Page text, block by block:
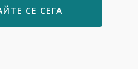
СЕ СЕГА